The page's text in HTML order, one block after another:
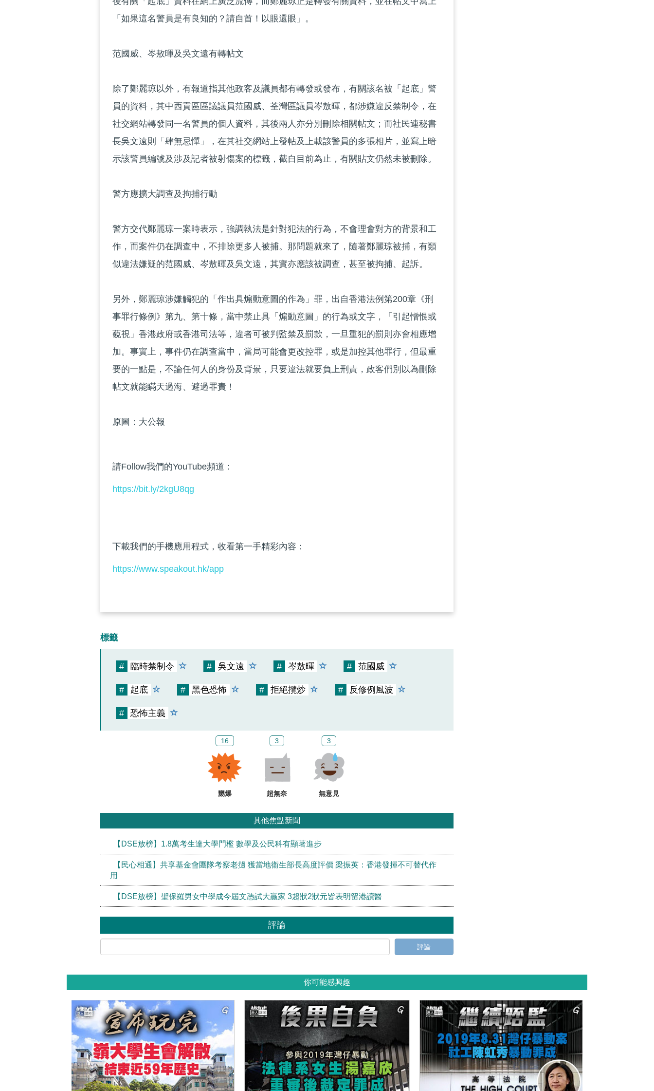
「如果這名警員是有良知的？請自首！以眼還眼」。
范國威、岑敖暉及吳文遠有轉帖文
除了鄭麗琼以外，有報道指其他政客及議員都有轉發或發布，有關該名被「起底」警
員的資料，其中西貢區區議議員范國威、荃灣區議員岑敖暉，都涉嫌違反禁制令，在
社交網站轉發同一名警員的個人資料，其後兩人亦分別刪除相關帖文；而社民連秘書
長吳文遠則「肆無忌憚」，在其社交網站上發帖及上載該警員的多張相片，並寫上暗
示該警員編號及涉及記者被射傷案的標籤，截自目前為止，有關貼文仍然未被刪除。
警方應擴大調查及拘捕行動
警方交代鄭麗琼一案時表示，強調執法是針對犯法的行為，不會理會對方的背景和工
作，而案件仍在調查中，不排除更多人被捕。那問題就來了，隨著鄭麗琼被捕，有類
似違法嫌疑的范國威、岑敖暉及吳文遠，其實亦應該被調查，甚至被拘捕、起訴。
另外，鄭麗琼涉嫌觸犯的「作出具煽動意圖的作為」罪，出自香港法例第200章《刑
事罪行條例》第九、第十條，當中禁止具「煽動意圖」的行為或文字，「引起憎恨或
藐視」香港政府或香港司法等，違者可被判監禁及罰款，一旦重犯的罰則亦會相應增
加。事實上，事件仍在調查當中，當局可能會更改控罪，或是加控其他罪行，但最重
要的一點是，不論任何人的身份及背景，只要違法就要負上刑責，政客們別以為刪除
帖文就能瞞天過海、避過罪責！
原圖：大公報
請Follow我們的YouTube頻道：
https://bit.ly/2kgU8qg
下載我們的手機應用程式，收看第一手精彩內容：
https://www.speakout.hk/app
標籤
# 臨時禁制令 # 吳文遠 # 岑敖暉 # 范國威
# 起底 # 黑色恐怖 # 拒絕攬炒 # 反修例風波
# 恐怖主義
16
嬲爆
3
超無奈
3
無意見
其他焦點新聞
【DSE放榜】1.8萬考生達大學門檻 數學及公民科有顯著進步
【民心相通】共享基金會團隊考察老撾 獲當地衞生部長高度評價 梁振英：香港發揮不可替代作
用
【DSE放榜】聖保羅男女中學成今屆文憑試大贏家 3超狀2狀元皆表明留港讀醫
評論
評論
你可能感興趣